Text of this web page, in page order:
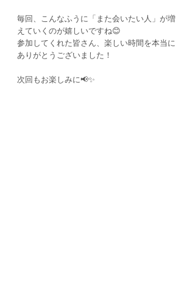
毎回、こんなふうに「また会いたい人」が増
えていくのが嬉しいですね😊
参加してくれた皆さん、楽しい時間を本当に
ありがとうございました！
次回もお楽しみに📢✨